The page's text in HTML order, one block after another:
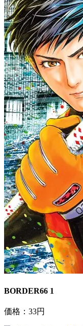
BORDER66 1
価格：33円